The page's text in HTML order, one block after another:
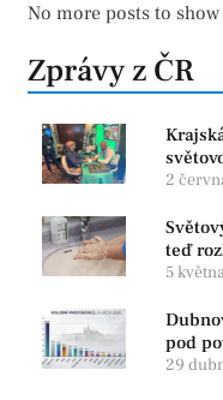
No more posts to show
Zprávy z ČR
2
teď
rukou
5
pod
PRO
29